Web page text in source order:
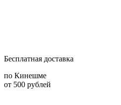
Бесплатная доставка
по Кинешме
от 500 рублей